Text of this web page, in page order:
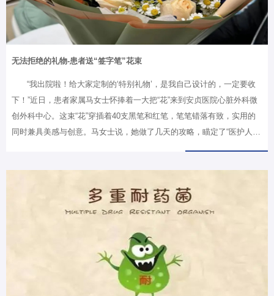
无法拒绝的礼物-患者送“签字笔”花束
“我出院啦！给大家定制的‘特别礼物’，是我自己设计的，一定要收
下！”近日，患者家属马女士怀捧着一大把“花”来到安贞医院心脏外科微
创外科中心。这束“花”穿插着40支黑笔和红笔，笔笔错落有致，实用的
同时兼具美感与创意。马女士说，她做了几天的攻略，瞄定了“医护人员